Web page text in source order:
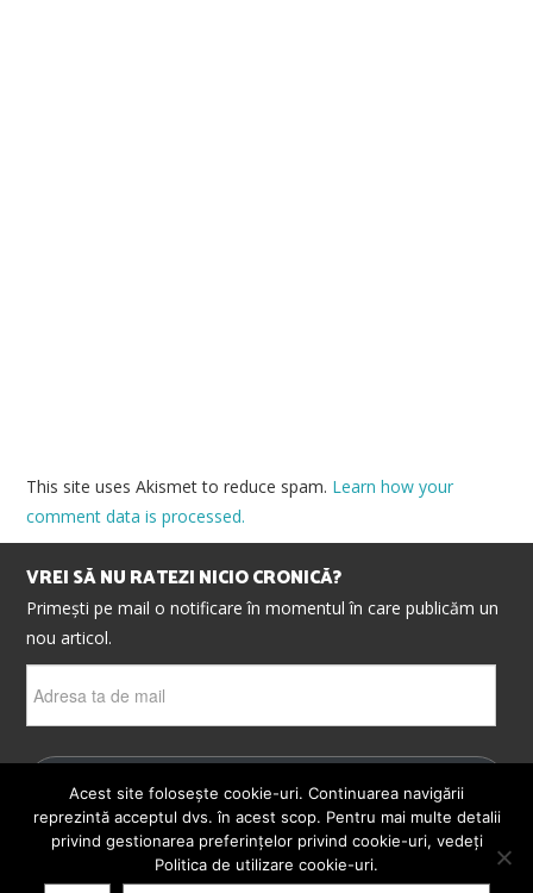
This site uses Akismet to reduce spam. Learn how your
comment data is processed.
VREI SĂ NU RATEZI NICIO CRONICĂ?
Primești pe mail o notificare în momentul în care publicăm un
nou articol.
ta
de
ABONEAZĂ-TE
© 2026 CRONICI. SATIRE. ȘARJE. TOATE DREPTURILE
Acest site folosește cookie-uri. Continuarea navigării
reprezintă acceptul dvs. în acest scop. Pentru mai multe detalii
privind gestionarea preferințelor privind cookie-uri, vedeți
Politica de utilizare cookie-uri.